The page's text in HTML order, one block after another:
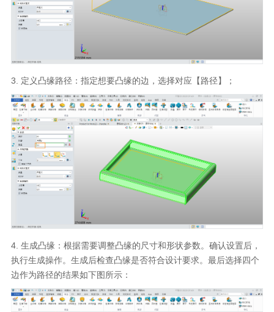
3. 定义凸缘路径：指定想要凸缘的边，选择对应【路径】；
4. 生成凸缘：根据需要调整凸缘的尺寸和形状参数。确认设置后，
执行生成操作。生成后检查凸缘是否符合设计要求。最后选择四个
边作为路径的结果如下图所示：